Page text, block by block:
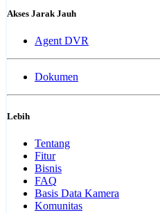
Akses Jarak Jauh
Agent DVR
Dokumen
Lebih
Tentang
Fitur
Bisnis
FAQ
Basis Data Kamera
Komunitas